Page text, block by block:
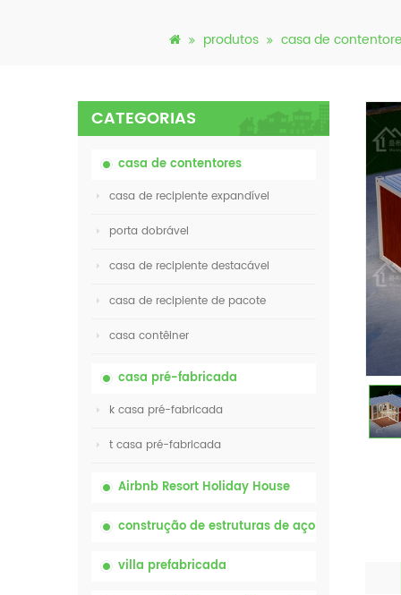
produtos casa de
CATEGORIAS
casa de contentores
casa de recipiente expandível
porta dobrável
casa de recipiente destacável
casa de recipiente de pacote
casa contêiner
casa pré-fabricada
k casa pré-fabricada
t casa pré-fabricada
Airbnb Resort Holiday House
construção de estruturas de aço
villa prefabricada